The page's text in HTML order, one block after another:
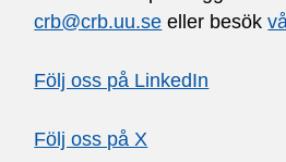
crb@crb.uu.se eller besök
Följ oss på LinkedIn
Följ oss på X